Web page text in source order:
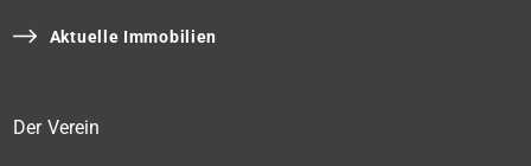
Der Verein
Aktuelle Immobilien